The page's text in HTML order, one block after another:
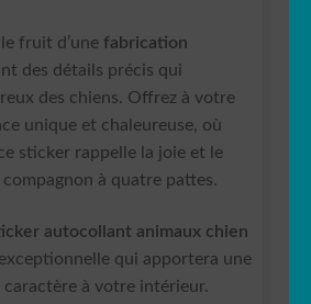
fruit d’une fabrication
des détails précis qui
des chiens. Offrez à votre
unique et chaleureuse, où
sticker rappelle la joie et le
compagnon à quatre pattes.
autocollant animaux chien
qui apportera une
à votre intérieur.